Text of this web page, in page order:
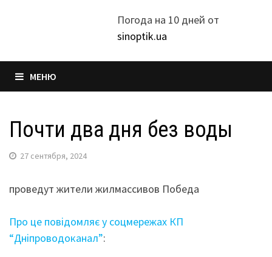
Погода на 10 дней от
sinoptik.ua
МЕНЮ
Почти два дня без воды
27 сентября, 2024
проведут жители жилмассивов Победа
Про це повідомляє у соцмережах КП
“Дніпроводоканал”: